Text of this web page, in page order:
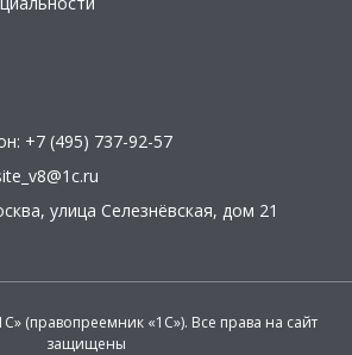
+7 (495) 737-92-57
, улица Селезнёвская, дом 21
(правопреемник «1С»). Все права на сайт
защищены